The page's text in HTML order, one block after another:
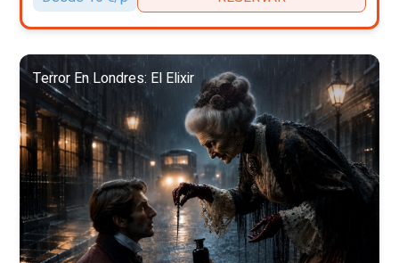
Terror En Londres: El Elixir